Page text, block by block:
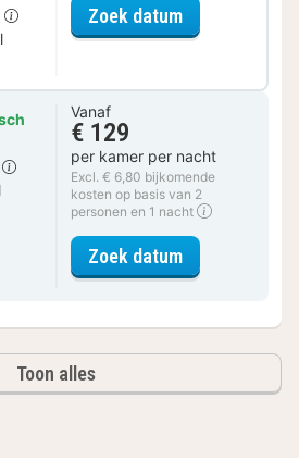
Zoek datumvoor Early
Vanaf
€ 129
per kamer per nacht
Excl. € 6,80 bijkomende
kosten op basis van 2
personen en 1 nacht
Zoek datumvoor
Toon alles